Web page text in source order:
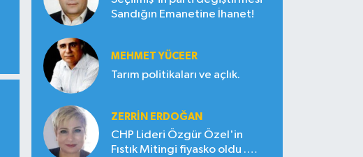
Sandığın Emanetine İhanet!
MEHMET YÜCEER
Tarım politikaları ve açlık.
ZERRIN ERDOĞAN
CHP Lideri Özgür Özel'in
Fıstık Mitingi fiyasko oldu .